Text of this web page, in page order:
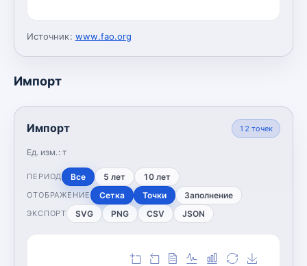
Источник: www.fao.org
Импорт
Импорт
Ед. изм.: т
12 точек
ПЕРИОД Все 5 лет 10 лет
ОТОБРАЖЕНИЕ Сетка Точки Заполнение
ЭКСПОРТ SVG PNG CSV JSON